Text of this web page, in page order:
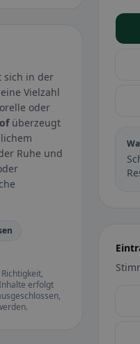
sich in der
Vielzahl
oder
überzeugt
Ruhe und
erfolgt